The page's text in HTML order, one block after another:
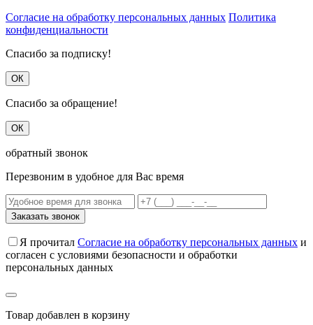
Согласие на обработку персональных данных Политика
конфиденциальности
Спасибо за подписку!
ОК
Спасибо за обращение!
ОК
обратный звонок
Перезвоним в удобное для Вас время
Заказать звонок
Я прочитал Согласие на обработку персональных данных и
согласен с условиями безопасности и обработки
персональных данных
Товар добавлен в корзину